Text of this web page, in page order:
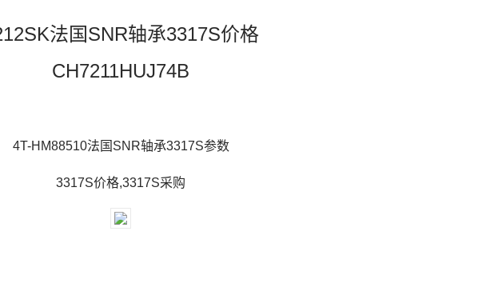
法国SNR轴承3317S价格
CH7211HUJ74B
4T-HM88510法国SNR轴承3317S参数
3317S价格,3317S采购